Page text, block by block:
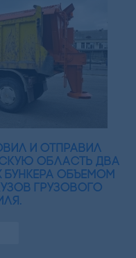
и отправил
область два
объемом
грузового